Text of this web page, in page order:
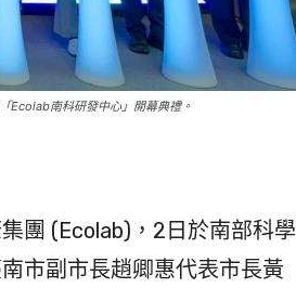
Ecolab南科研發中心」開幕典禮。
團 (Ecolab)，2日於南部科學
市副市長趙卿惠代表市長黃